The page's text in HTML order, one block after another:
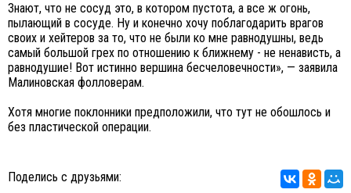
Знают, что не сосуд это, в котором пустота, а все ж огонь,
пылающий в сосуде. Ну и конечно хочу поблагодарить врагов
своих и хейтеров за то, что не были ко мне равнодушны, ведь
самый большой грех по отношению к ближнему - не ненависть, а
равнодушие! Вот истинно вершина бесчеловечности», — заявила
Малиновская фолловерам.
Хотя многие поклонники предположили, что тут не обошлось и
без пластической операции.
Поделись с друзьями: